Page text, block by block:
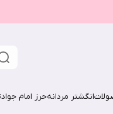
انگشتر مردانهحرز امام جواد